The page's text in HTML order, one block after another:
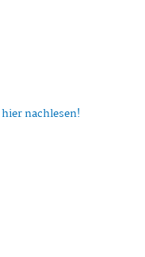
hier nachlesen!